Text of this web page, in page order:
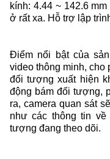
kính: 4.44 ~ 142.6
ở rất xa. Hỗ trợ lập
Điểm nổi bật của
video thông minh, cho
đối tượng xuất hiện
động bám đối tượng,
ra, camera quan sát
như các thông tin
tượng đang theo dõi.